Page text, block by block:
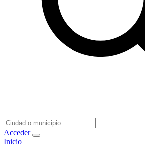
Acceder
Inicio